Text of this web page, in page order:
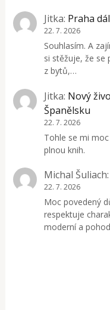
Jitka: Praha
22. 7. 2026
Souhlasím. A
si stěžuje, že se
z bytů,…
Jitka: Nový
Španělsku
22. 7. 2026
Tohle se mi
plnou knih.
Michal Šuliach:
22. 7. 2026
Moc povedený
respektuje
moderní a